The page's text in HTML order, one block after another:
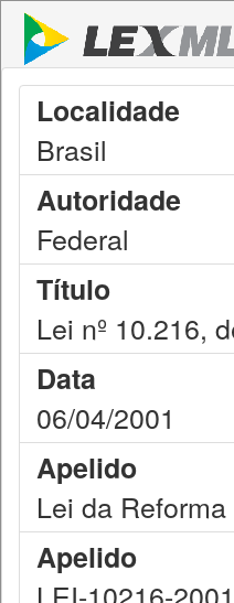
Localidade
Brasil
Autoridade
Federal
Título
Lei nº 10.216,
Data
06/04/2001
Apelido
Lei da
Apelido